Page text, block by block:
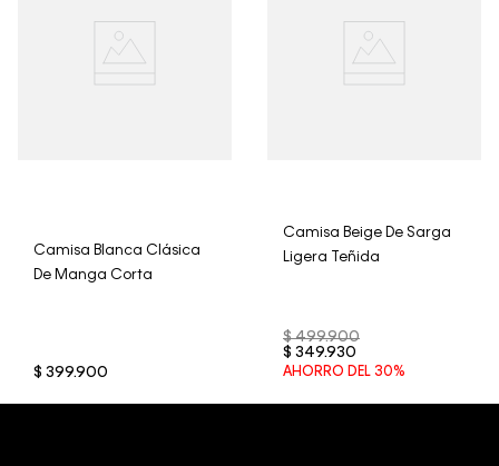
Camisa Blanca Clásica
De Manga Corta
$ 399.900
Camisa Beige De Sarga
Ligera Teñida
$ 499.900
$ 349.930
AHORRO DEL 30%